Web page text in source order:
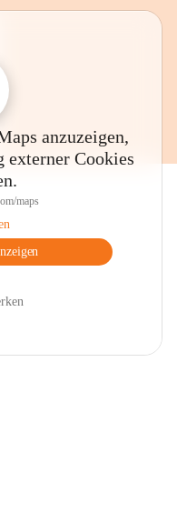
anzuzeigen,
externer Cookies
maps